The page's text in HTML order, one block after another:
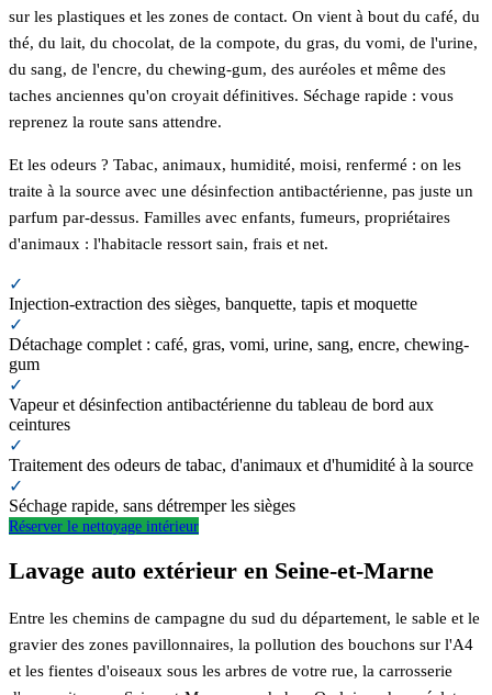
sur les plastiques et les zones de contact. On vient à bout du café, du
thé, du lait, du chocolat, de la compote, du gras, du vomi, de l'urine,
du sang, de l'encre, du chewing-gum, des auréoles et même des
taches anciennes qu'on croyait définitives. Séchage rapide : vous
reprenez la route sans attendre.
Et les odeurs ? Tabac, animaux, humidité, moisi, renfermé : on les
traite à la source avec une désinfection antibactérienne, pas juste un
parfum par-dessus. Familles avec enfants, fumeurs, propriétaires
d'animaux : l'habitacle ressort sain, frais et net.
✓
Injection-extraction des sièges, banquette, tapis et moquette
✓
Détachage complet : café, gras, vomi, urine, sang, encre, chewing-
gum
✓
Vapeur et désinfection antibactérienne du tableau de bord aux
ceintures
✓
Traitement des odeurs de tabac, d'animaux et d'humidité à la source
✓
Séchage rapide, sans détremper les sièges
Réserver le nettoyage intérieur
Lavage auto extérieur en Seine-et-Marne
Entre les chemins de campagne du sud du département, le sable et le
gravier des zones pavillonnaires, la pollution des bouchons sur l'A4
et les fientes d'oiseaux sous les arbres de votre rue, la carrosserie